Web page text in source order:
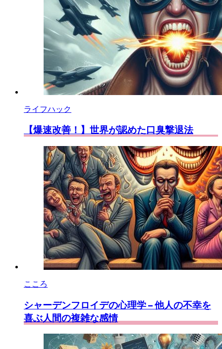
ライフハック
【爆速改善！】世界が認めた口臭撃退法
こころ
シャーデンフロイデの心理学 – 他人の不幸を
喜ぶ人間の複雑な感情